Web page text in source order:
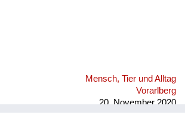
Mensch, Tier und Alltag
Vorarlberg
20. November 2020